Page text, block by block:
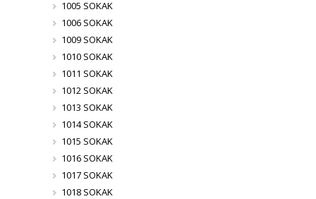
1005 SOKAK
1006 SOKAK
1009 SOKAK
1010 SOKAK
1011 SOKAK
1012 SOKAK
1013 SOKAK
1014 SOKAK
1015 SOKAK
1016 SOKAK
1017 SOKAK
1018 SOKAK